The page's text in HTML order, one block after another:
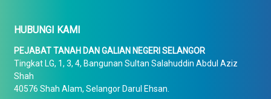
HUBUNGI KAMI
PEJABAT TANAH DAN GALIAN NEGERI SELANGOR
Tingkat LG, 1, 3, 4, Bangunan Sultan Salahuddin Abdul Aziz
Shah
40576 Shah Alam, Selangor Darul Ehsan.